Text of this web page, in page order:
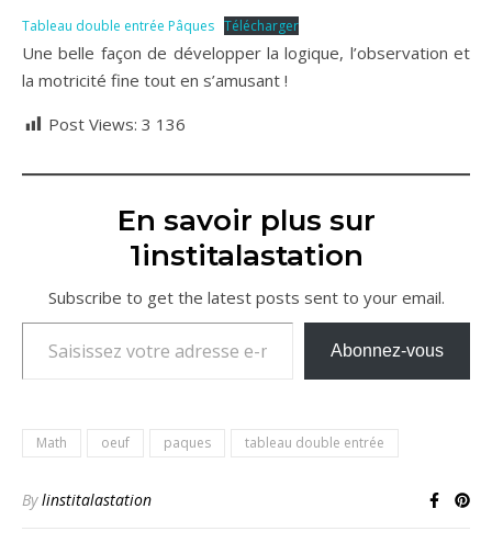
Tableau double entrée Pâques Télécharger
Une belle façon de développer la logique, l’observation et
la motricité fine tout en s’amusant !
Post Views: 3 136
En savoir plus sur
1institalastation
Subscribe to get the latest posts sent to your email.
Saisissez votre adresse e-mail…
Abonnez-vous
Math oeuf paques tableau double entrée
Bylinstitalastation